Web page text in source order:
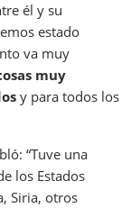
él y su
estado
va muy
muy
y para todos los
“Tuve una
los Estados
Siria, otros